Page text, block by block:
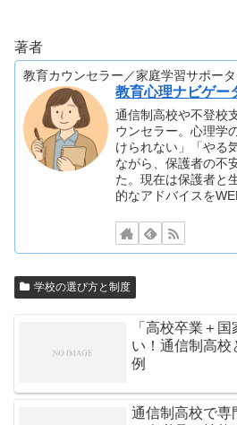
著者
教育カウンセラー／家庭学習サポー
教育心理ナビゲー
通信制高校や不登校
ウンセラー。心理学
けられない」「やる
ながら、保護者の不
た。現在は保護者と
的なアドバイスを
学校の選び方と制度
「高校卒業＋
い！通信制高校
例
通信制高校で専